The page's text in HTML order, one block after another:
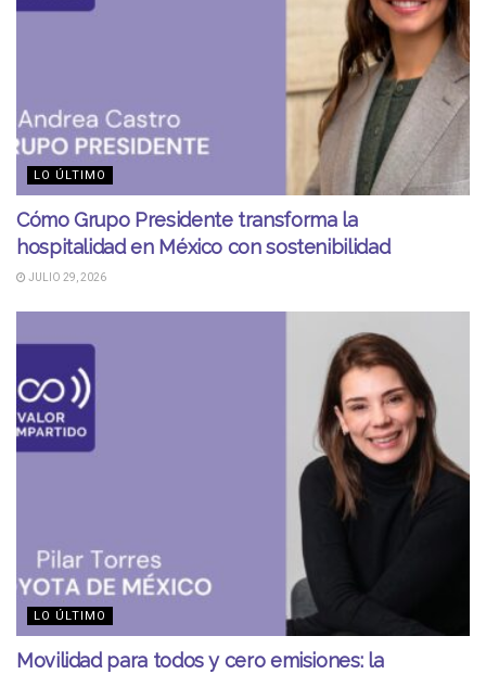
LO ÚLTIMO
Cómo Grupo Presidente transforma la
hospitalidad en México con sostenibilidad
JULIO 29, 2026
LO ÚLTIMO
Movilidad para todos y cero emisiones: la